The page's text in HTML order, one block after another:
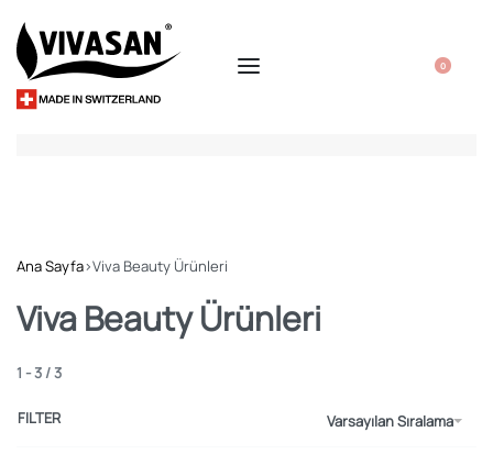
0
Ana Sayfa›Viva Beauty Ürünleri
Viva Beauty Ürünleri
1 -3/3
Varsayılan Sıralama
FILTER